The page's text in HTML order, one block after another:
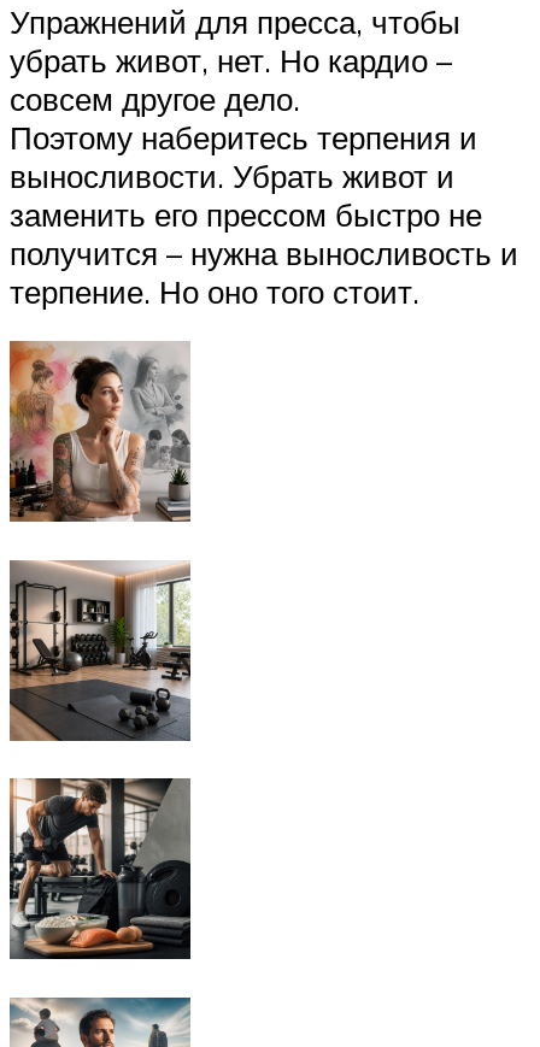
Упражнений для пресса, чтобы
убрать живот, нет. Но кардио –
совсем другое дело.
Поэтому наберитесь терпения и
выносливости. Убрать живот и
заменить его прессом быстро не
получится – нужна выносливость и
терпение. Но оно того стоит.